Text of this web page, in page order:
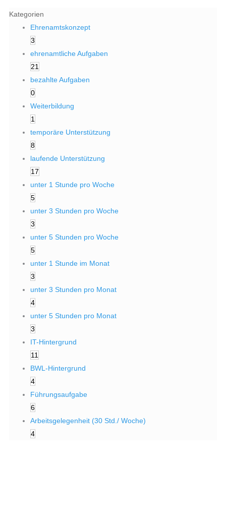
Kategorien
Ehrenamtskonzept
3
ehrenamtliche Aufgaben
21
bezahlte Aufgaben
0
Weiterbildung
1
temporäre Unterstützung
8
laufende Unterstützung
17
unter 1 Stunde pro Woche
5
unter 3 Stunden pro Woche
3
unter 5 Stunden pro Woche
5
unter 1 Stunde im Monat
3
unter 3 Stunden pro Monat
4
unter 5 Stunden pro Monat
3
IT-Hintergrund
11
BWL-Hintergrund
4
Führungsaufgabe
6
Arbeitsgelegenheit (30 Std./ Woche)
4